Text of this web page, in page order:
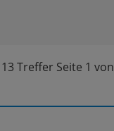
13 Treffer Seite 1 von